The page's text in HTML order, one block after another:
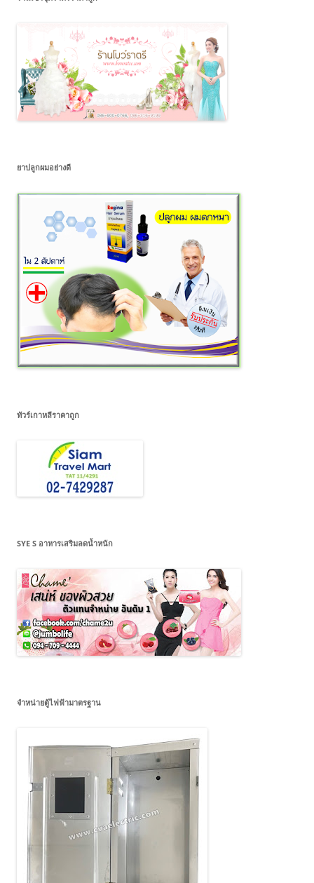
ยาปลูกผมอย่างดี
ทัวร์เกาหลีราคาถูก
SYE S อาหารเสริมลดน้ำหนัก
จำหน่ายตู้ไฟฟ้ามาตรฐาน